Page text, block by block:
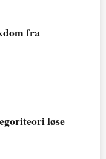
fra
løse